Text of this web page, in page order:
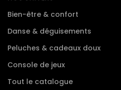
Bien-être & confort
Danse & déguisements
Peluches & cadeaux doux
Console de jeux
Tout le catalogue